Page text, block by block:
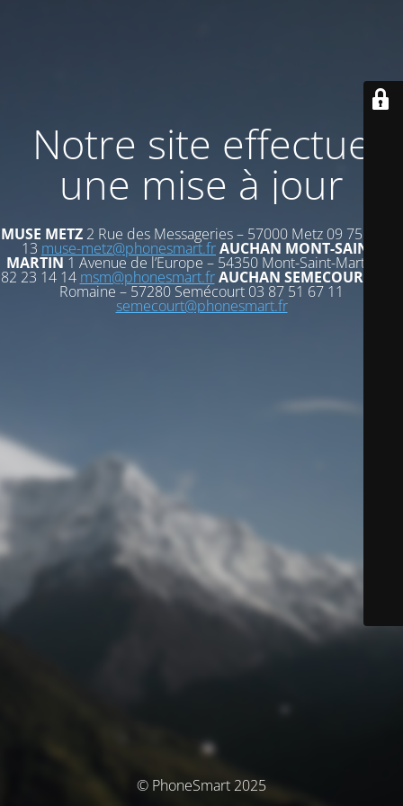
Notre site effectue
une mise à jour
MUSE METZ 2 Rue des Messageries – 57000 Metz 09 75 72 53
13 muse-metz@phonesmart.frAUCHAN MONT-SAINT-
MARTIN 1 Avenue de l’Europe – 54350 Mont-Saint-Martin 03
82 23 14 14 msm@phonesmart.fr AUCHAN SEMECOURT
Romaine – 57280 Semécourt 03 87 51 67 11
semecourt@phonesmart.fr
© PhoneSmart 2025